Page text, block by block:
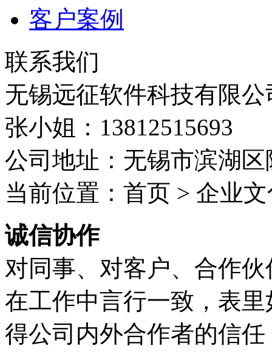
客户案例
联系我们
无锡远征软件科技有限公
张小姐：13812515693
公司地址：无锡市滨湖
当前位置：首页 > 企业
诚信协作
对同事、对客户、合作
在工作中言行一致，表
得公司内外合作者的信任